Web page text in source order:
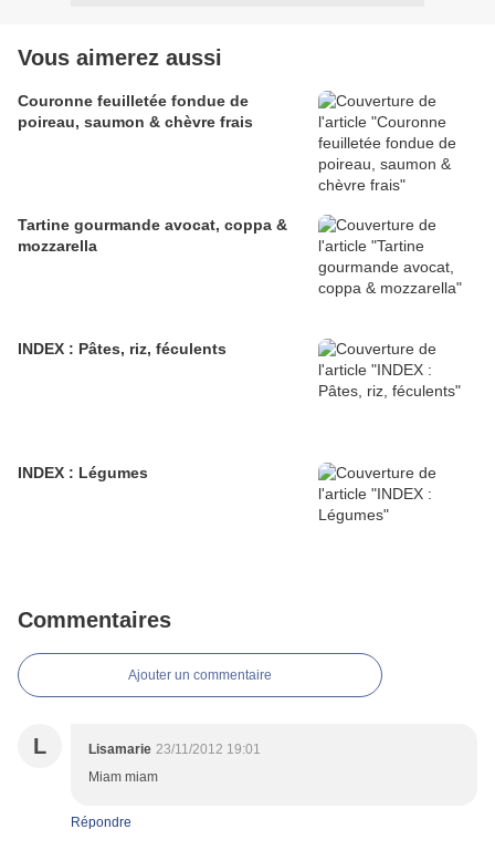
Vous aimerez aussi
Couronne feuilletée fondue de
poireau, saumon & chèvre frais
Tartine gourmande avocat, coppa &
mozzarella
INDEX : Pâtes, riz, féculents
INDEX : Légumes
Commentaires
Ajouter un commentaire
L Lisamarie 23/11/2012 19:01
Miam miam
Répondre